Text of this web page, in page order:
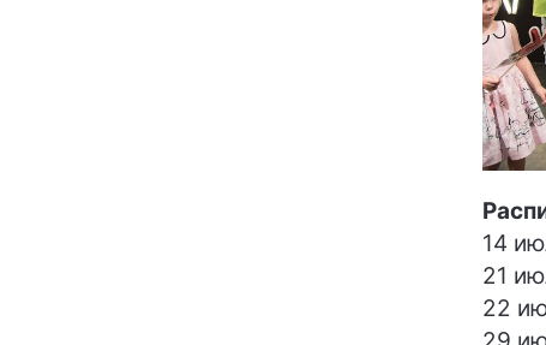
14
21
22